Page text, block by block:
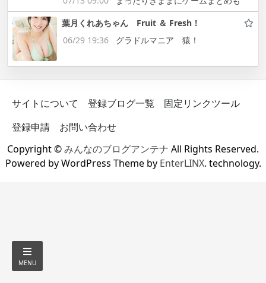
葉月くれあちゃん Fruit ＆ Fresh！
06/29 19:36
グラドルマニア 猿！
サイトについて 登録ブログ一覧
固定リンクツール
登録申請
お問い合わせ
Copyright ©みんなのブログアンテナ All Rights Reserved.
Powered by WordPress Theme by EnterLINX. technology.
MENU